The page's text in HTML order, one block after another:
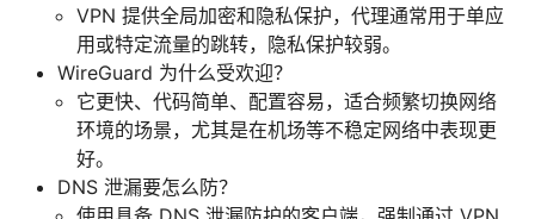
VPN 提供全局加密和隐私保护，代理通常用于单应
用或特定流量的跳转，隐私保护较弱。
WireGuard 为什么受欢迎？
它更快、代码简单、配置容易，适合频繁切换网络
环境的场景，尤其是在机场等不稳定网络中表现更
好。
DNS 泄漏要怎么防？